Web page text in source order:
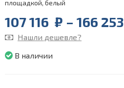
107 116 ₽ – 166 253
Нашли дешевле?
В наличии